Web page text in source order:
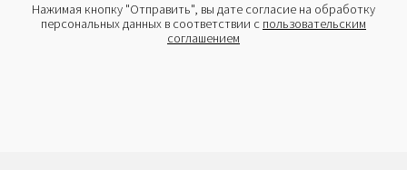
Нажимая кнопку "Отправить", вы дате согласие на обработку
персональных данных в соответствии с пользовательским
соглашением